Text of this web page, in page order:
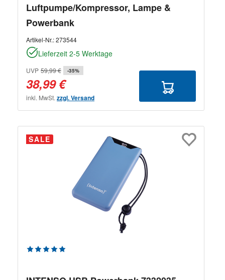
Luftpumpe/Kompressor, Lampe &
Powerbank
Artikel-Nr.:273544
Lieferzeit 2-5 Werktage
UVP 59,99 € -35%
38,99 €
inkl. MwSt. zzgl. Versand
SALE
Durchschnittliche Bewertung von 5 von 5 Sternen